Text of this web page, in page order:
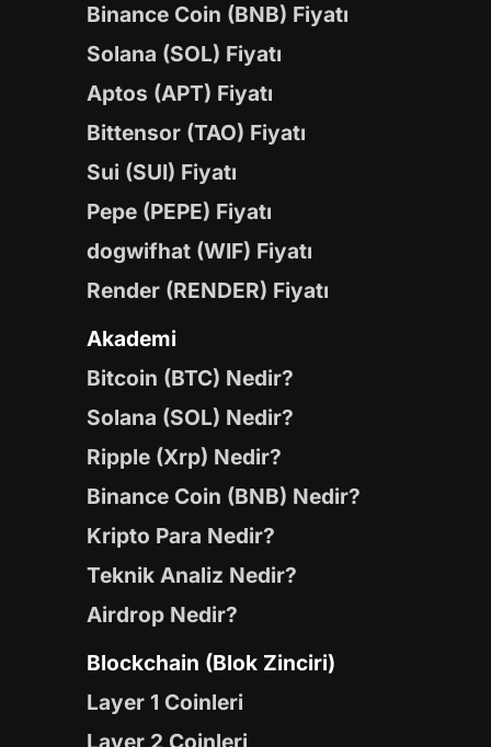
Binance Coin (BNB) Fiyatı
Solana (SOL) Fiyatı
Aptos (APT) Fiyatı
Bittensor (TAO) Fiyatı
Sui (SUI) Fiyatı
Pepe (PEPE) Fiyatı
dogwifhat (WIF) Fiyatı
Render (RENDER) Fiyatı
Akademi
Bitcoin (BTC) Nedir?
Solana (SOL) Nedir?
Ripple (Xrp) Nedir?
Binance Coin (BNB) Nedir?
Kripto Para Nedir?
Teknik Analiz Nedir?
Airdrop Nedir?
Blockchain (Blok Zinciri)
Layer 1 Coinleri